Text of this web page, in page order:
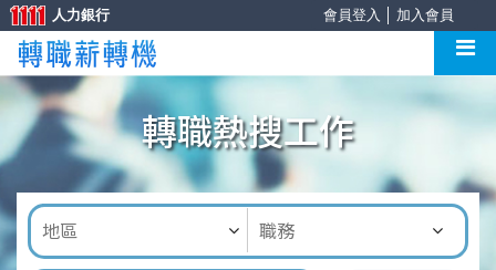
會員登入 加入會員
人力銀行
轉職熱搜工作